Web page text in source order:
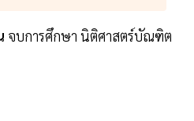
จบการศึกษา นิติศาสตร์บัณฑิต